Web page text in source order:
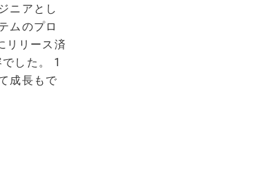
ニアとし
ムのプロ
リリース済
した。 1
成長もで